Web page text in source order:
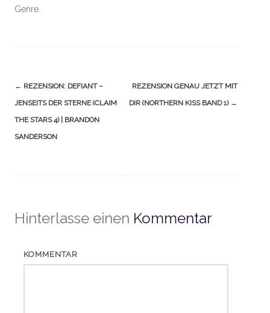
Genre.
Navigation
(Beiträge)
← REZENSION: DEFIANT –
JENSEITS DER STERNE (CLAIM
THE STARS 4) | BRANDON
SANDERSON
REZENSION GENAU JETZT MIT
DIR (NORTHERN KISS BAND 1) →
Hinterlasse einen Kommentar
KOMMENTAR